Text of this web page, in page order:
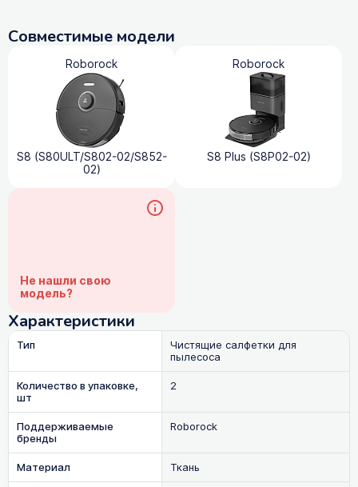
Совместимые модели
Roborock
S8 (S80ULT/S802-02/S852-
02)
Roborock
S8 Plus (S8P02-02)
Не нашли свою
модель?
Характеристики
Тип Чистящие салфетки для
пылесоса
Количество в упаковке,
шт
2
Поддерживаемые
бренды
Roborock
Материал
Ткань